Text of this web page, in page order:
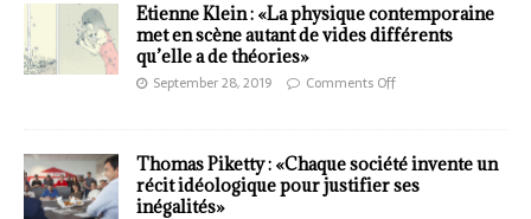
Etienne Klein : «La physique contemporaine
met en scène autant de vides différents
qu’elle a de théories»
September 28, 2019 Comments Off
Thomas Piketty : «Chaque société invente un
récit idéologique pour justifier ses
inégalités»